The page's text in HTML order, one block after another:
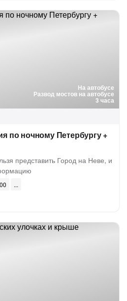
На автобусе
Развод мостов на автобусе
3 часа
по ночному Петербургу +
представить Город на Неве, и